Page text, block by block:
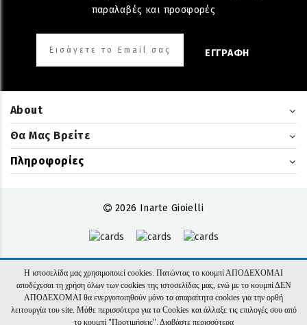
About
παραλαβές και προσφορές
ΕΓΓΡΑΦΗ
Θα Μας Βρείτε
Πληροφορίες
2026 Inarte Gioielli
Η ιστοσελίδα μας χρησιμοποιεί cookies. Πατώντας το κουμπί ΑΠΟΔΕΧΟΜΑΙ
αποδέχεσαι τη χρήση όλων των cookies της ιστοσελίδας μας, ενώ με το κουμπί ΔΕΝ
ΑΠΟΔΕΧΟΜΑΙ θα ενεργοποιηθούν μόνο τα απαραίτητα cookies για την ορθή
λειτουργία του site. Μάθε περισσότερα για τα Cookies και άλλαξε τις επιλογές σου από
το κουμπί "Προτιμήσεις". Διαβάστε περισσότερα